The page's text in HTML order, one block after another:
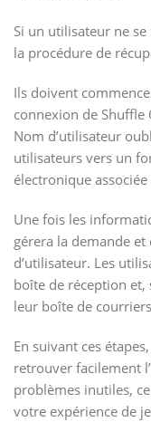
Si un utilisateur ne
la procédure de
Ils doivent
connexion de
Nom d’utilisateur
utilisateurs vers un
électronique
Une fois les
gérera la demande
d’utilisateur. Les
boîte de réception et,
leur boîte de
En suivant ces
retrouver facilement
problèmes inutiles,
votre expérience de